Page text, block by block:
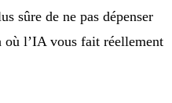
sûre de ne pas dépenser
où l’IA vous fait réellement